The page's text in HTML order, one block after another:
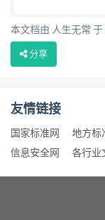
本文档由 人生无常 于
分享
友情链接
国家标准网 地方标
信息安全网
各行业